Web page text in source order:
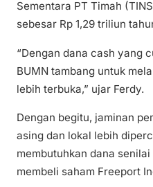
Sementara PT Timah
sebesar Rp 1,29 triliun
“Dengan dana cash yang
BUMN tambang untuk
lebih terbuka,” ujar Ferdy.
Dengan begitu, jaminan
asing dan lokal lebih
membutuhkan dana
membeli saham Freeport